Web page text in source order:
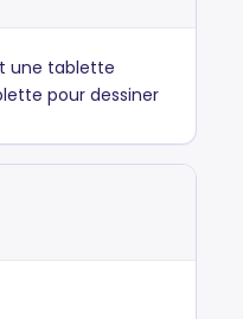
une tablette
pour dessiner